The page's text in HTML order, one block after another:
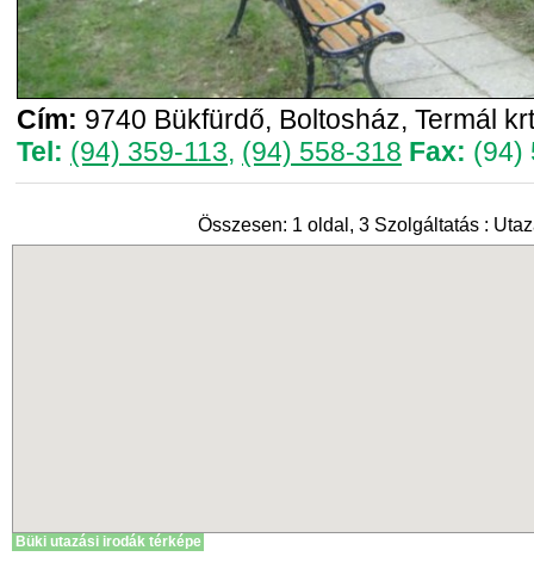
Cím: 9740 Bükfürdő, Boltosház, Termál
Tel: (94) 359-113, (94) 558-318 Fax: (94)
Összesen: 1 oldal, 3 Szolgáltatás :
Büki utazási irodák térképe